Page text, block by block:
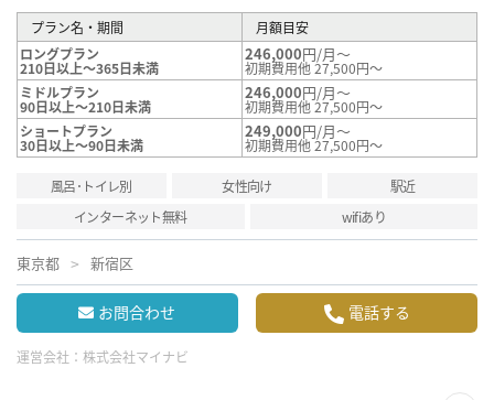
プラン名・期間
月額目安
ロングプラン
210日以上～365日未満
246,000円/月～
初期費用他 27,500円～
ミドルプラン
90日以上～210日未満
246,000円/月～
初期費用他 27,500円～
ショートプラン
30日以上～90日未満
249,000円/月～
初期費用他 27,500円～
風呂･トイレ別 女性向け
駅近
インターネット無料
wifiあり
東京都 新宿区
お問合わせ 電話する
運営会社： 株式会社マイナビ